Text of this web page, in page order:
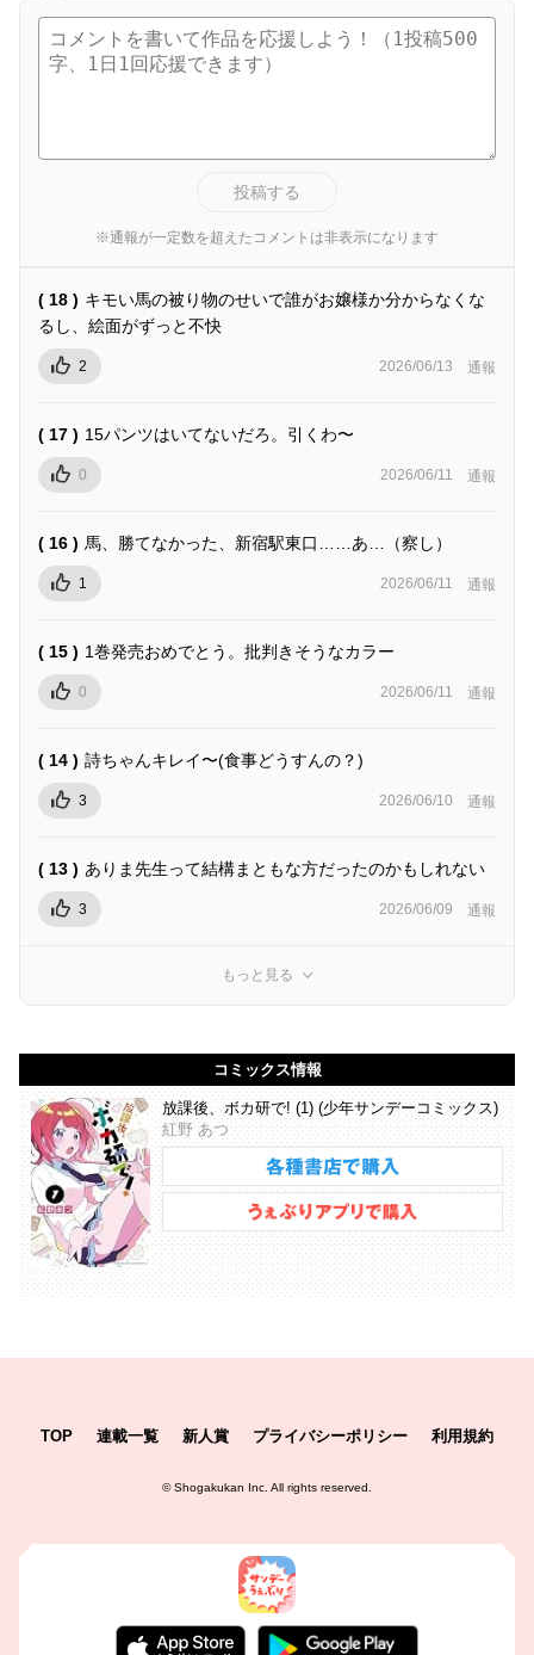
投稿する
※通報が一定数を超えたコメントは非表示になります
( 18 ) キモい馬の被り物のせいで誰がお嬢様か分からなくな
るし、絵面がずっと不快
2 2026/06/13 通報
( 17 ) 15パンツはいてないだろ。引くわ〜
0 2026/06/11 通報
( 16 ) 馬、勝てなかった、新宿駅東口……あ…（察し）
1 2026/06/11 通報
( 15 ) 1巻発売おめでとう。批判きそうなカラー
0 2026/06/11 通報
( 14 ) 詩ちゃんキレイ〜(食事どうすんの？)
3 2026/06/10 通報
( 13 ) ありま先生って結構まともな方だったのかもしれない
3 2026/06/09 通報
もっと見る
コミックス情報
放課後、ボカ研で! (1) (少年サンデーコミックス)
紅野 あつ
TOP 連載一覧 新人賞 プライバシーポリシー 利用規約
©Shogakukan Inc. All rights reserved.